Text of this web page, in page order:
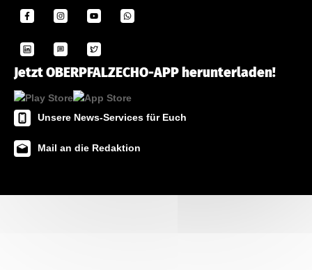
Jetzt OBERPFALZECHO-APP herunterladen!
Unsere News-Services für Euch
Mail an die Redaktion